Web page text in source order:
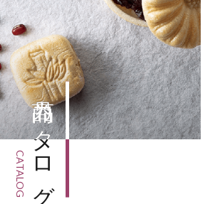
商品カタログ
CATALOG商品カタログ
CATALOG